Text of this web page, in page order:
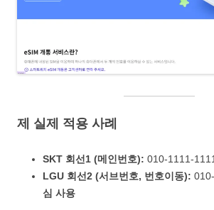
제 실제 적용 사례
SKT 회선1 (메인번호): 010-1111-
LGU 회선2 (서브번호, 번호이동):
심 사용